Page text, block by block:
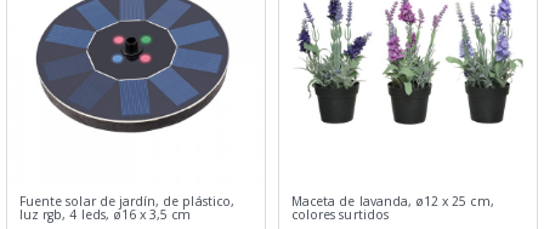
Fuente solar de jardín, de plástico,
luz rgb, 4 leds, ø16 x 3,5 cm
Maceta de lavanda, ø12 x 25 cm,
colores surtidos